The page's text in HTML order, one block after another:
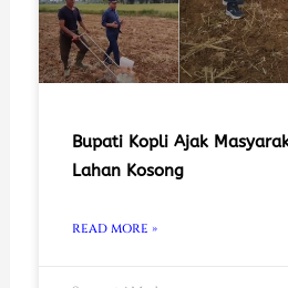
Bupati Kopli Ajak
Lahan Kosong
READ MORE »